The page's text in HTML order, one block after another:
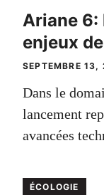
Ariane 6:
enjeux
SEPTEMBRE 13,
Dans le
lancement
avancées
ÉCOLOGIE